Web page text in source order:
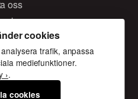
oss
cookies
trafik, anpassa
mediefunktioner.
›.
cookies